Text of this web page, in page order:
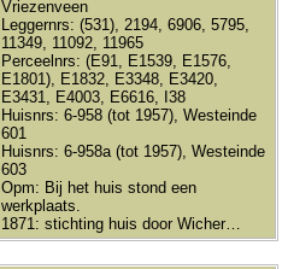
Vriezenveen
Leggernrs: (531), 2194, 6906, 5795,
11349, 11092, 11965
Perceelnrs: (E91, E1539, E1576,
E1801), E1832, E3348, E3420,
E3431, E4003, E6616, I38
Huisnrs: 6-958 (tot 1957), Westeinde
601
Huisnrs: 6-958a (tot 1957), Westeinde
603
Opm: Bij het huis stond een
werkplaats.
1871: stichting huis door Wicher…